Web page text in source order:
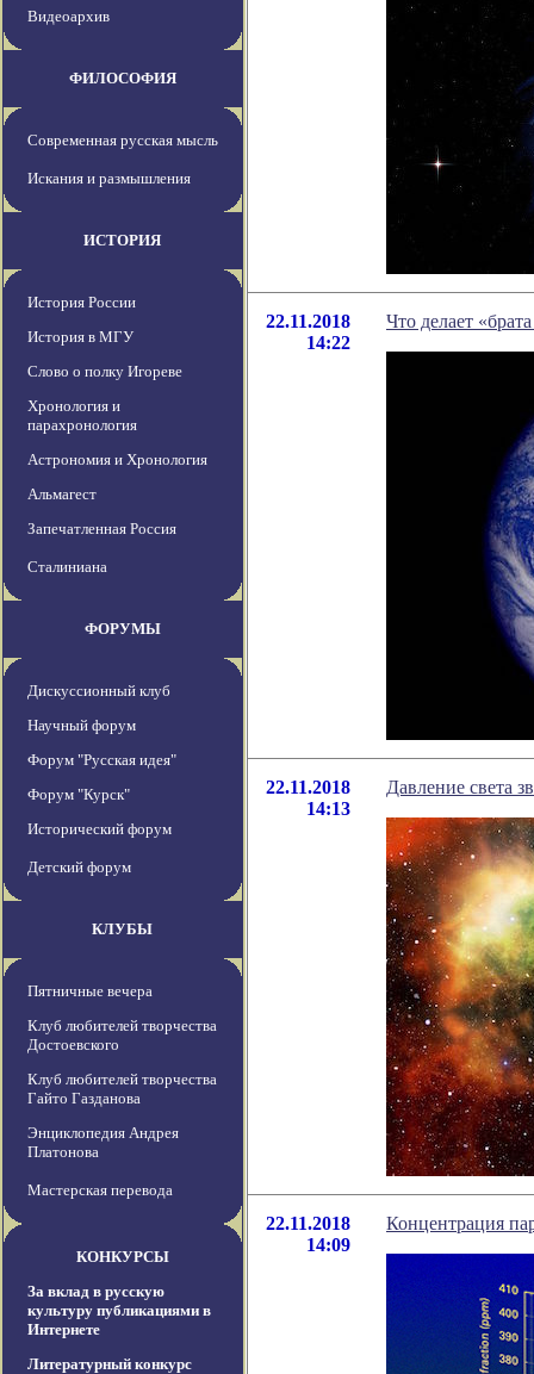
Видеоархив
ФИЛОСОФИЯ
Современная русская мысль
Искания и размышления
ИСТОРИЯ
История России
История в МГУ
Слово о полку Игореве
Хронология и
парахронология
Астрономия и Хронология
Альмагест
Запечатленная Россия
Сталиниана
ФОРУМЫ
Дискуссионный клуб
Научный форум
Форум "Русская идея"
Форум "Курск"
Исторический форум
Детский форум
КЛУБЫ
Пятничные вечера
Клуб любителей творчества
Достоевского
Клуб любителей творчества
Гайто Газданова
Энциклопедия Андрея
Платонова
Мастерская перевода
КОНКУРСЫ
За вклад в русскую
культуру публикациями в
Интернете
Литературный конкурс
22.11.2018
14:22
Что делает
22.11.2018
14:13
Давление света
22.11.2018
14:09
Концентрация